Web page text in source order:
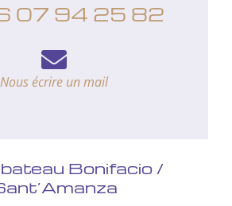
07 94 25 82
Nous écrire un mail
Bonifacio /